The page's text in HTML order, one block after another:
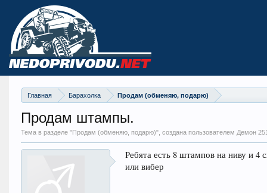
Главная Барахолка Продам (обменяю, подарю)
Продам штампы.
Тема в разделе "Продам (обменяю, подарю)", создана пользователем Демон
Ребята есть 8 штампов на ниву и 4
или вибер